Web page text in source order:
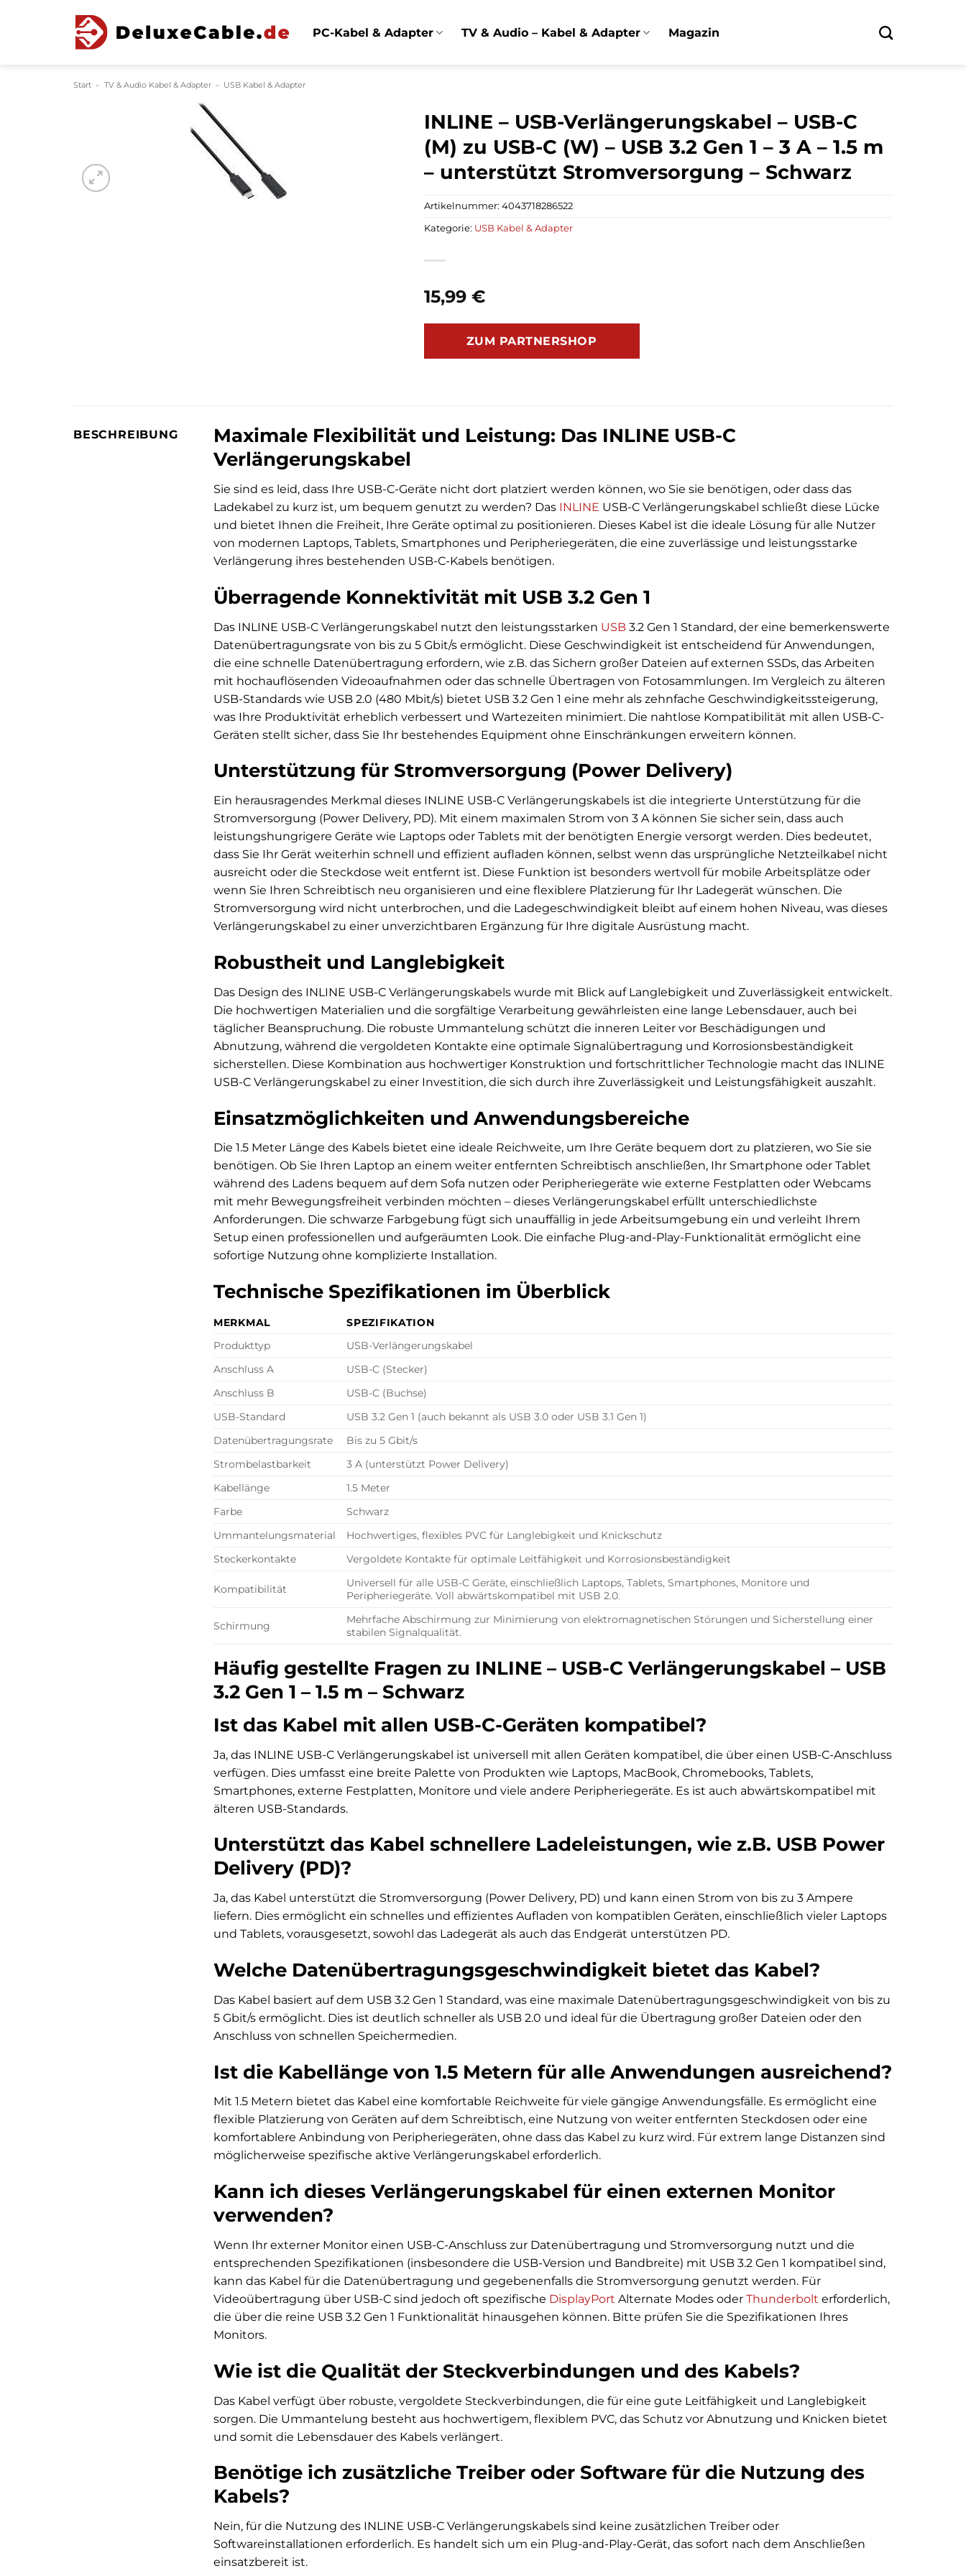
PC-Kabel & Adapter TV & Audio – Kabel & Adapter Magazin
Start » TV & Audio Kabel & Adapter » USB Kabel & Adapter
INLINE – USB-Verlängerungskabel – USB-C
(M) zu USB-C (W) – USB 3.2 Gen 1 – 3 A – 1.5 m
– unterstützt Stromversorgung – Schwarz
15,99 €
ZUM PARTNERSHOP
Artikelnummer: 4043718286522
Kategorie: USB Kabel & Adapter
BESCHREIBUNG
Maximale Flexibilität und Leistung: Das INLINE USB-C
Verlängerungskabel
Sie sind es leid, dass Ihre USB-C-Geräte nicht dort platziert werden können, wo Sie sie benötigen, oder dass das
Ladekabel zu kurz ist, um bequem genutzt zu werden? Das INLINE USB-C Verlängerungskabel schließt diese Lücke
und bietet Ihnen die Freiheit, Ihre Geräte optimal zu positionieren. Dieses Kabel ist die ideale Lösung für alle Nutzer
von modernen Laptops, Tablets, Smartphones und Peripheriegeräten, die eine zuverlässige und leistungsstarke
Verlängerung ihres bestehenden USB-C-Kabels benötigen.
Überragende Konnektivität mit USB 3.2 Gen 1
Das INLINE USB-C Verlängerungskabel nutzt den leistungsstarken USB 3.2 Gen 1 Standard, der eine bemerkenswerte
Datenübertragungsrate von bis zu 5 Gbit/s ermöglicht. Diese Geschwindigkeit ist entscheidend für Anwendungen,
die eine schnelle Datenübertragung erfordern, wie z.B. das Sichern großer Dateien auf externen SSDs, das Arbeiten
mit hochauflösenden Videoaufnahmen oder das schnelle Übertragen von Fotosammlungen. Im Vergleich zu älteren
USB-Standards wie USB 2.0 (480 Mbit/s) bietet USB 3.2 Gen 1 eine mehr als zehnfache Geschwindigkeitssteigerung,
was Ihre Produktivität erheblich verbessert und Wartezeiten minimiert. Die nahtlose Kompatibilität mit allen USB-C-
Geräten stellt sicher, dass Sie Ihr bestehendes Equipment ohne Einschränkungen erweitern können.
Unterstützung für Stromversorgung (Power Delivery)
Ein herausragendes Merkmal dieses INLINE USB-C Verlängerungskabels ist die integrierte Unterstützung für die
Stromversorgung (Power Delivery, PD). Mit einem maximalen Strom von 3 A können Sie sicher sein, dass auch
leistungshungrigere Geräte wie Laptops oder Tablets mit der benötigten Energie versorgt werden. Dies bedeutet,
dass Sie Ihr Gerät weiterhin schnell und effizient aufladen können, selbst wenn das ursprüngliche Netzteilkabel nicht
ausreicht oder die Steckdose weit entfernt ist. Diese Funktion ist besonders wertvoll für mobile Arbeitsplätze oder
wenn Sie Ihren Schreibtisch neu organisieren und eine flexiblere Platzierung für Ihr Ladegerät wünschen. Die
Stromversorgung wird nicht unterbrochen, und die Ladegeschwindigkeit bleibt auf einem hohen Niveau, was dieses
Verlängerungskabel zu einer unverzichtbaren Ergänzung für Ihre digitale Ausrüstung macht.
Robustheit und Langlebigkeit
Das Design des INLINE USB-C Verlängerungskabels wurde mit Blick auf Langlebigkeit und Zuverlässigkeit entwickelt.
Die hochwertigen Materialien und die sorgfältige Verarbeitung gewährleisten eine lange Lebensdauer, auch bei
täglicher Beanspruchung. Die robuste Ummantelung schützt die inneren Leiter vor Beschädigungen und
Abnutzung, während die vergoldeten Kontakte eine optimale Signalübertragung und Korrosionsbeständigkeit
sicherstellen. Diese Kombination aus hochwertiger Konstruktion und fortschrittlicher Technologie macht das INLINE
USB-C Verlängerungskabel zu einer Investition, die sich durch ihre Zuverlässigkeit und Leistungsfähigkeit auszahlt.
Einsatzmöglichkeiten und Anwendungsbereiche
Die 1.5 Meter Länge des Kabels bietet eine ideale Reichweite, um Ihre Geräte bequem dort zu platzieren, wo Sie sie
benötigen. Ob Sie Ihren Laptop an einem weiter entfernten Schreibtisch anschließen, Ihr Smartphone oder Tablet
während des Ladens bequem auf dem Sofa nutzen oder Peripheriegeräte wie externe Festplatten oder Webcams
mit mehr Bewegungsfreiheit verbinden möchten – dieses Verlängerungskabel erfüllt unterschiedlichste
Anforderungen. Die schwarze Farbgebung fügt sich unauffällig in jede Arbeitsumgebung ein und verleiht Ihrem
Setup einen professionellen und aufgeräumten Look. Die einfache Plug-and-Play-Funktionalität ermöglicht eine
sofortige Nutzung ohne komplizierte Installation.
Technische Spezifikationen im Überblick
MERKMAL
SPEZIFIKATION
Produkttyp
USB-Verlängerungskabel
Anschluss A
USB-C (Stecker)
Anschluss B
USB-C (Buchse)
USB-Standard
USB 3.2 Gen 1 (auch bekannt als USB 3.0 oder USB 3.1 Gen 1)
Datenübertragungsrate
Bis zu 5 Gbit/s
Strombelastbarkeit
3 A (unterstützt Power Delivery)
Kabellänge
1.5 Meter
Farbe
Schwarz
Ummantelungsmaterial
Hochwertiges, flexibles PVC für Langlebigkeit und Knickschutz
Steckerkontakte
Vergoldete Kontakte für optimale Leitfähigkeit und Korrosionsbeständigkeit
Kompatibilität
Universell für alle USB-C Geräte, einschließlich Laptops, Tablets, Smartphones, Monitore und
Peripheriegeräte. Voll abwärtskompatibel mit USB 2.0.
Schirmung
Mehrfache Abschirmung zur Minimierung von elektromagnetischen Störungen und Sicherstellung einer
stabilen Signalqualität.
Häufig gestellte Fragen zu INLINE – USB-C Verlängerungskabel – USB
3.2 Gen 1 – 1.5 m – Schwarz
Ist das Kabel mit allen USB-C-Geräten kompatibel?
Ja, das INLINE USB-C Verlängerungskabel ist universell mit allen Geräten kompatibel, die über einen USB-C-Anschluss
verfügen. Dies umfasst eine breite Palette von Produkten wie Laptops, MacBook, Chromebooks, Tablets,
Smartphones, externe Festplatten, Monitore und viele andere Peripheriegeräte. Es ist auch abwärtskompatibel mit
älteren USB-Standards.
Unterstützt das Kabel schnellere Ladeleistungen, wie z.B. USB Power
Delivery (PD)?
Ja, das Kabel unterstützt die Stromversorgung (Power Delivery, PD) und kann einen Strom von bis zu 3 Ampere
liefern. Dies ermöglicht ein schnelles und effizientes Aufladen von kompatiblen Geräten, einschließlich vieler Laptops
und Tablets, vorausgesetzt, sowohl das Ladegerät als auch das Endgerät unterstützen PD.
Welche Datenübertragungsgeschwindigkeit bietet das Kabel?
Das Kabel basiert auf dem USB 3.2 Gen 1 Standard, was eine maximale Datenübertragungsgeschwindigkeit von bis zu
5 Gbit/s ermöglicht. Dies ist deutlich schneller als USB 2.0 und ideal für die Übertragung großer Dateien oder den
Anschluss von schnellen Speichermedien.
Ist die Kabellänge von 1.5 Metern für alle Anwendungen ausreichend?
Mit 1.5 Metern bietet das Kabel eine komfortable Reichweite für viele gängige Anwendungsfälle. Es ermöglicht eine
flexible Platzierung von Geräten auf dem Schreibtisch, eine Nutzung von weiter entfernten Steckdosen oder eine
komfortablere Anbindung von Peripheriegeräten, ohne dass das Kabel zu kurz wird. Für extrem lange Distanzen sind
möglicherweise spezifische aktive Verlängerungskabel erforderlich.
Kann ich dieses Verlängerungskabel für einen externen Monitor
verwenden?
Wenn Ihr externer Monitor einen USB-C-Anschluss zur Datenübertragung und Stromversorgung nutzt und die
entsprechenden Spezifikationen (insbesondere die USB-Version und Bandbreite) mit USB 3.2 Gen 1 kompatibel sind,
kann das Kabel für die Datenübertragung und gegebenenfalls die Stromversorgung genutzt werden. Für
Videoübertragung über USB-C sind jedoch oft spezifische DisplayPort Alternate Modes oder Thunderbolt erforderlich,
die über die reine USB 3.2 Gen 1 Funktionalität hinausgehen können. Bitte prüfen Sie die Spezifikationen Ihres
Monitors.
Wie ist die Qualität der Steckverbindungen und des Kabels?
Das Kabel verfügt über robuste, vergoldete Steckverbindungen, die für eine gute Leitfähigkeit und Langlebigkeit
sorgen. Die Ummantelung besteht aus hochwertigem, flexiblem PVC, das Schutz vor Abnutzung und Knicken bietet
und somit die Lebensdauer des Kabels verlängert.
Benötige ich zusätzliche Treiber oder Software für die Nutzung des
Kabels?
Nein, für die Nutzung des INLINE USB-C Verlängerungskabels sind keine zusätzlichen Treiber oder
Softwareinstallationen erforderlich. Es handelt sich um ein Plug-and-Play-Gerät, das sofort nach dem Anschließen
einsatzbereit ist.